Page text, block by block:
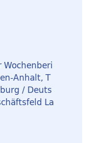
Anhalt, T
/ Deuts
La